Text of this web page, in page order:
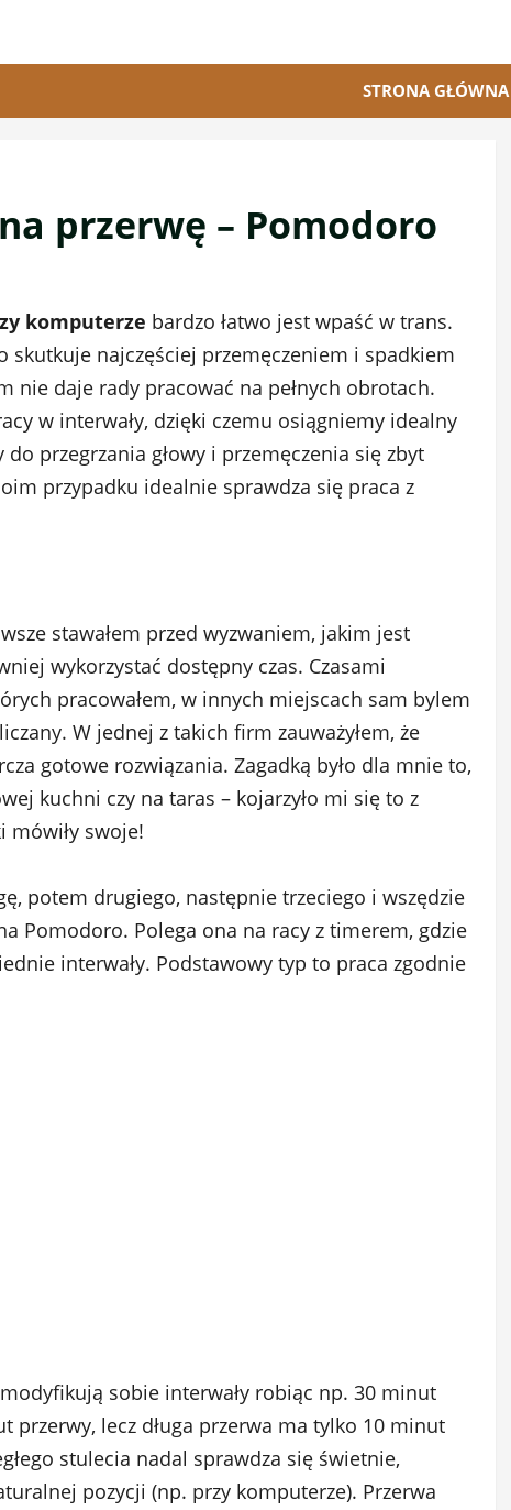
STRONA GŁÓWNA
przerwę – Pomodoro
komputerze bardzo łatwo jest wpaść w trans.
najczęściej przemęczeniem i spadkiem
nie daje rady pracować na pełnych obrotach.
w interwały, dzięki czemu osiągniemy idealny
przegrzania głowy i przemęczenia się zbyt
przypadku idealnie sprawdza się praca z
stawałem przed wyzwaniem, jakim jest
wykorzystać dostępny czas. Czasami
pracowałem, w innych miejscach sam bylem
W jednej z takich firm zauważyłem, że
gotowe rozwiązania. Zagadką było dla mnie to,
kuchni czy na taras – kojarzyło mi się to z
mówiły swoje!
potem drugiego, następnie trzeciego i wszędzie
Pomodoro. Polega ona na racy z timerem, gdzie
interwały. Podstawowy typ to praca zgodnie
sobie interwały robiąc np. 30 minut
lecz długa przerwa ma tylko 10 minut
stulecia nadal sprawdza się świetnie,
pozycji (np. przy komputerze). Przerwa